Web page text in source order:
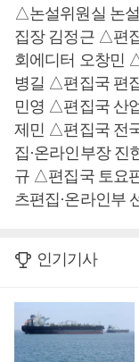
△논설위원실 논
집장 김정근 △편
회에디터 오창민
병길 △편집국 편
민영 △편집국 산
제민 △편집국 전
집·온라인부장
규 △편집국 토요
츠편집·온라인부
인기기사